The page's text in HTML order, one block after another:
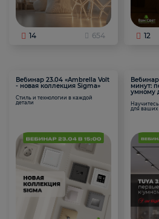
14 654 12
Вебинар 23.04 «Ambrella Volt
- новая коллекция Sigma»
Стиль и технологии в каждой
детали
минут:
умному
для ваших